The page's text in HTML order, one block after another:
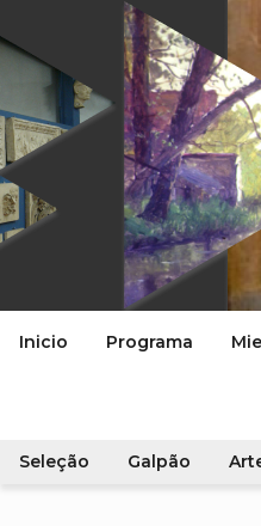
Inicio Programa
Seleção Galpão